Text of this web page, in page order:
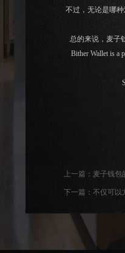
不过，无论是哪
总的来说，麦子
Bither Wallet is a
上一篇： 麦子钱包
下一篇： 不仅可以